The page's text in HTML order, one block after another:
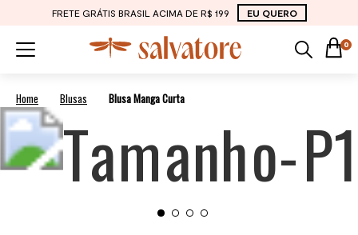
FRETE GRÁTIS BRASIL ACIMA DE R$ 199 EU QUERO
0
Blusas Blusa Manga Curta